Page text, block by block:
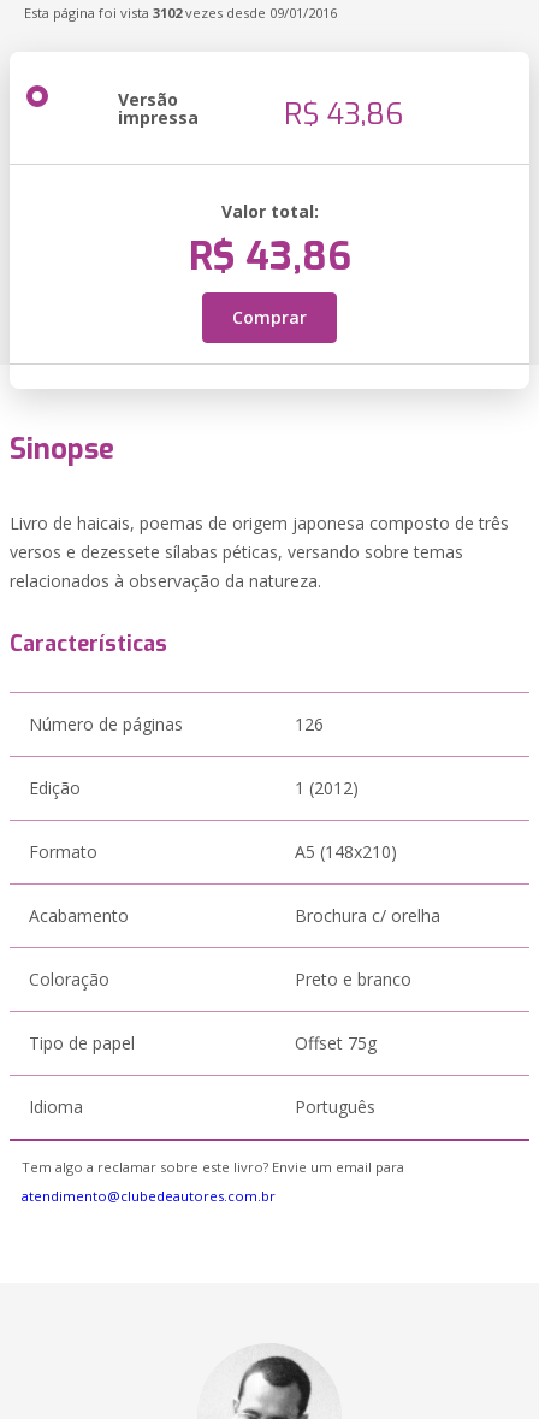
Esta página foi vista 3102vezes desde 09/01/2016
Versão
impressa R$ 43,86
Valor total:
R$ 43,86
Comprar
Sinopse
Livro de haicais, poemas de origem japonesa composto de três
versos e dezessete sílabas péticas, versando sobre temas
relacionados à observação da natureza.
Características
Número de páginas 126
Edição 1 (2012)
Formato A5 (148x210)
Acabamento Brochura c/ orelha
Coloração Preto e branco
Tipo de papel Offset 75g
Idioma Português
Tem algo a reclamar sobre este livro? Envie um email para
atendimento@clubedeautores.com.br